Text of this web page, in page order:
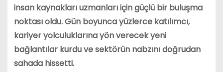
insan kaynakları uzmanları için güçlü bir buluşma
noktası oldu. Gün boyunca yüzlerce katılımcı,
kariyer yolculuklarına yön verecek yeni
bağlantılar kurdu ve sektörün nabzını doğrudan
sahada hissetti.